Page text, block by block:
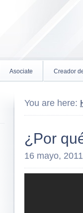
Asociate Creador
You are here:
¿Por
16 mayo, 2011